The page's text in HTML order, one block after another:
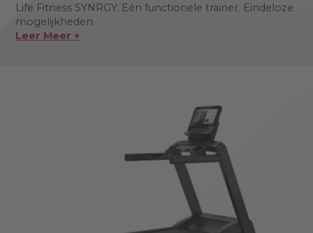
Life Fitness SYNRGY. Eén functionele trainer. Eindeloze
mogelijkheden.
Leer Meer +